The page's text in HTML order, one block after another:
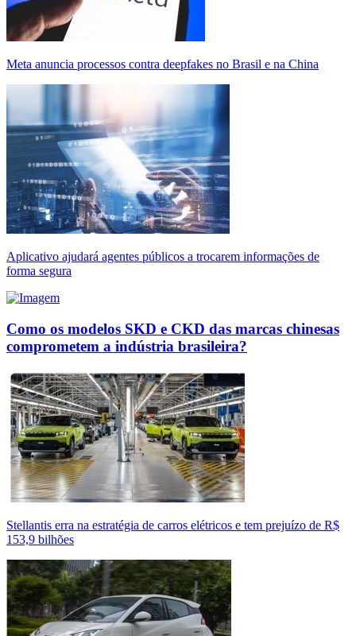
Meta anuncia processos contra deepfakes no Brasil e na China
Aplicativo ajudará agentes públicos a trocarem informações de
forma segura
Como os modelos SKD e CKD das marcas chinesas
comprometem a indústria brasileira?
Stellantis erra na estratégia de carros elétricos e tem prejuízo de R$
153,9 bilhões